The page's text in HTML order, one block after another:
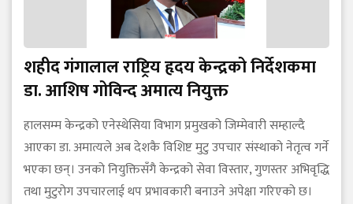
शहीद गंगालाल राष्ट्रिय हृदय केन्द्रको निर्देशकमा
डा. आशिष गोविन्द अमात्य नियुक्त
हालसम्म केन्द्रको एनेस्थेसिया विभाग प्रमुखको जिम्मेवारी सम्हाल्दै
आएका डा. अमात्यले अब देशकै विशिष्ट मुटु उपचार संस्थाको नेतृत्व गर्ने
भएका छन्। उनको नियुक्तिसँगै केन्द्रको सेवा विस्तार, गुणस्तर अभिवृद्धि
तथा मुटुरोग उपचारलाई थप प्रभावकारी बनाउने अपेक्षा गरिएको छ।